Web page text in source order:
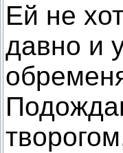
Ей не
давно и